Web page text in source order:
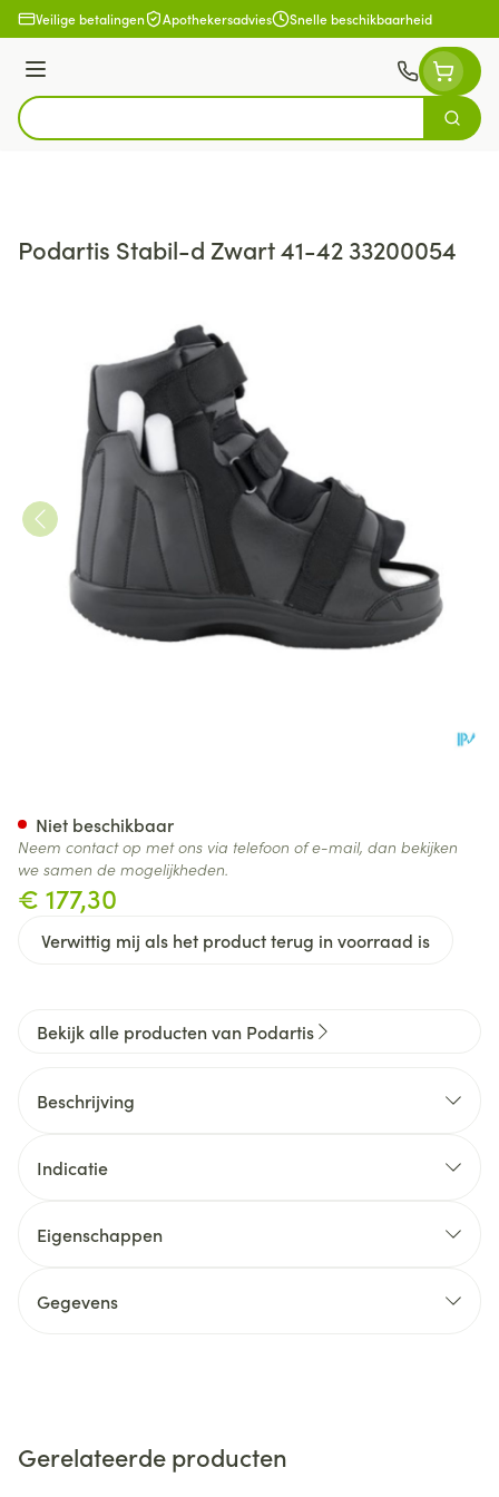
Ga naar de inhoud
Veilige betalingen Apothekersadvies Snelle beschikbaarheid
Menu
Product, merk, categorie...
Zoek
Podartis Stabil-d Zwart 41-42 33200054
€ 177,30
Verwittig mij als het product terug in voorraad is
Niet beschikbaar
Neem contact op met ons via telefoon of e-mail, dan bekijken
we samen de mogelijkheden.
Bekijk alle producten van Podartis
Beschrijving
Indicatie
Eigenschappen
Gegevens
Gerelateerde producten